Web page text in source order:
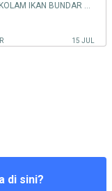
15 JUL
di sini?